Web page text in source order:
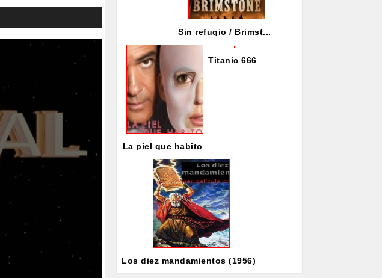
Sin refugio / Brimst...
La piel que habito
Titanic 666
Los diez mandamientos (1956)